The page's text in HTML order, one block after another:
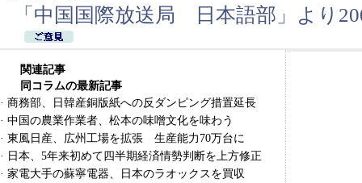
「中国国際放送局 日本語部」より
関連記事
同コラムの最新記事
· 商務部、日韓産銅版紙への反ダンピング措置延長
· 中国の農業作業者、松本の味噌文化を味わう
· 東風日産、広州工場を拡張 生産能力70万台に
· 日本、5年来初めて四半期経済情勢判断を上方修正
· 家電大手の蘇寧電器、日本のラオックスを買収